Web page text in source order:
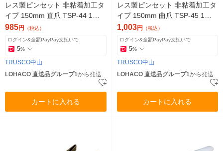
レス製ピンセット 非粘着加工タ
イプ 150mm 直爪 TSP-44 1本(1
個) 855-2548（直送品）
985円 （税込）
ログイン&全額PayPay支払いで
5%
TRUSCO中山
LOHACO 直送品グループ1から発送
カートに入れる
レス製ピンセット 非粘着加工タ
イプ 150mm 曲爪 TSP-45 1本(1
個) 855-2549（直送品）
1,003円 （税込）
ログイン&全額PayPay支払いで
5%
TRUSCO中山
LOHACO 直送品グループ1から発送
カートに入れる